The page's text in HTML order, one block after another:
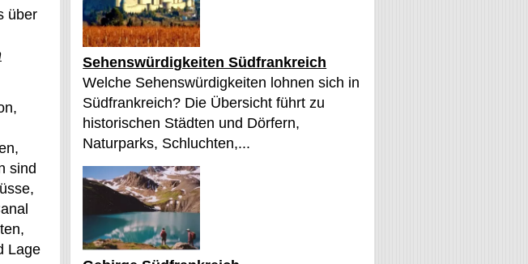
über
sind
Lage
Sehenswürdigkeiten Südfrankreich
Welche Sehenswürdigkeiten lohnen sich in
Südfrankreich? Die Übersicht führt zu
historischen Städten und Dörfern,
Naturparks, Schluchten,...